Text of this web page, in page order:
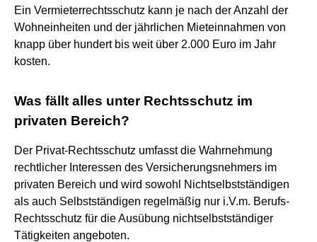
Ein Vermieterrechtsschutz kann je nach der Anzahl der
Wohneinheiten und der jährlichen Mieteinnahmen von
knapp über hundert bis weit über 2.000 Euro im Jahr
kosten.
Was fällt alles unter Rechtsschutz im
privaten Bereich?
Der Privat-Rechtsschutz umfasst die Wahrnehmung
rechtlicher Interessen des Versicherungsnehmers im
privaten Bereich und wird sowohl Nichtselbstständigen
als auch Selbstständigen regelmäßig nur i.V.m. Berufs-
Rechtsschutz für die Ausübung nichtselbstständiger
Tätigkeiten angeboten.